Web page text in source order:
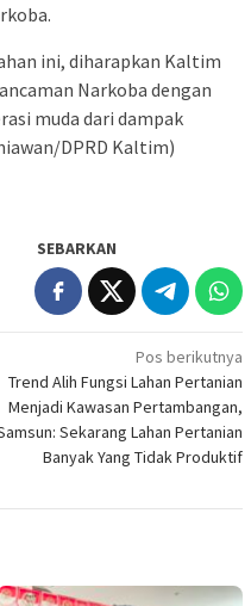
ini, diharapkan Kaltim
Narkoba dengan
muda dari dampak
DPRD Kaltim)
SEBARKAN
Pos berikutnya
Trend Alih Fungsi Lahan Pertanian
Menjadi Kawasan Pertambangan,
Sekarang Lahan Pertanian
Banyak Yang Tidak Produktif